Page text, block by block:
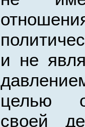
и не
целью
своей